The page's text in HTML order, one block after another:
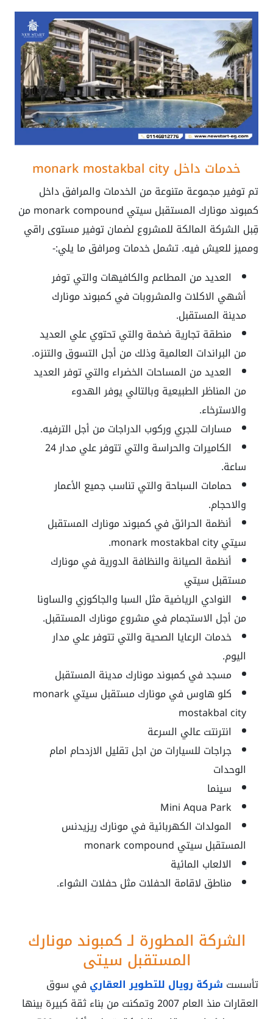
خدمات داخل monark mostakbal city
تم توفير مجموعة متنوعة من الخدمات والمرافق داخل
كمبوند مونارك المستقبل سيتي monark compound من
قِبل الشركة المالكة للمشروع لضمان توفير مستوى راقي
ومميز للعيش فيه. تشمل خدمات ومرافق ما يلي:-
العديد من المطاعم والكافيهات والتي توفر
أشهي الاكلات والمشروبات في كمبوند مونارك
مدينة المستقبل.
منطقة تجارية ضخمة والتي تحتوي علي العديد
من البراندات العالمية وذلك من أجل التسوق والتنزه.
العديد من المساحات الخضراء والتي توفر العديد
من المناظر الطبيعية وبالتالي يوفر الهدوء
والاسترخاء.
مسارات للجري وركوب الدراجات من أجل الترفيه.
الكاميرات والحراسة والتي تتوفر علي مدار 24
ساعة.
حمامات السباحة والتي تناسب جميع الأعمار
والاحجام.
أنظمة الحرائق في كمبوند مونارك المستقبل
سيتيmonark mostakbal city
.
أنظمة الصيانة والنظافة الدورية في مونارك
مستقبل سيتي
النوادي الرياضية مثل السبا والجاكوزي والساونا
من أجل الاستجمام في مشروع مونارك المستقبل.
خدمات الرعايا الصحية والتي تتوفر علي مدار
اليوم.
مسجد في كمبوند مونارك مدينة المستقبل
كلو هاوس في
مونارك مستقبل سيتي monark
mostakbal city
انترنتت عالي السرعة
جراجات للسيارات من اجل تقليل الازدحام امام
الوحدات
سينما
Mini Aqua Park
المولدات الكهربائية في مونارك ريزيدنس
المستقبل سيتي monark compound
الالعاب المائية
مناطق لاقامة الحفلات مثل حفلات الشواء.
الشركة المطورة لـ كمبوند مونارك
المستقبل سيتي
تأسست شركة رويال للتطوير العقاري في سوق
العقارات منذ العام 2007 وتمكنت من بناء ثقة كبيرة بينها